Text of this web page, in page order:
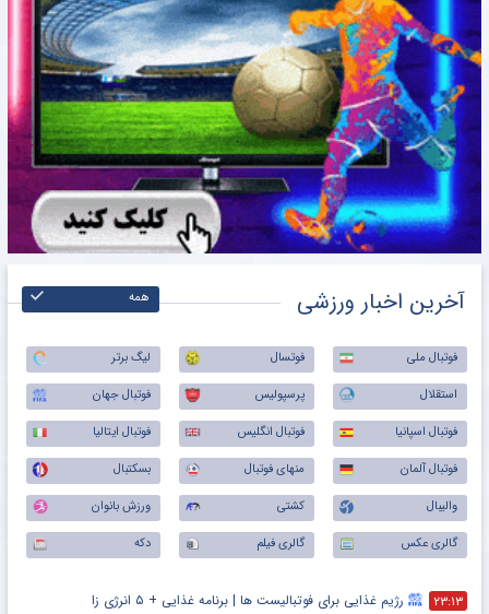
آخرین اخبار ورزشی همه
فوتبال ملی فوتسال
لیگ برتر
استقلال
پرسپولیس
فوتبال جهان
فوتبال اسپانیا
فوتبال انگلیس
فوتبال ایتالیا
فوتبال آلمان
منهای فوتبال
بسکتبال
والیبال
کشتی
ورزش بانوان
گالری عکس
گالری فیلم دکه
۲۳:۱۳ رژیم غذایی برای فوتبالیست ها | برنامه غذایی + ۵ انرژی زا